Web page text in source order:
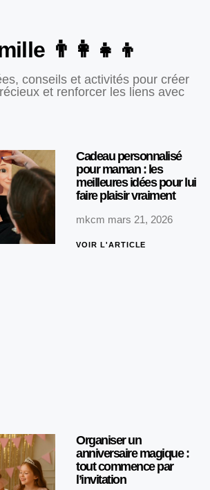
👨‍👩‍👧‍👦
conseils et activités pour créer
et renforcer les liens avec
Cadeau personnalisé
pour maman : les
meilleures idées pour lui
faire plaisir vraiment
mkcm mars 21, 2026
VOIR L'ARTICLE
Organiser un
anniversaire magique :
tout commence par
l’invitation